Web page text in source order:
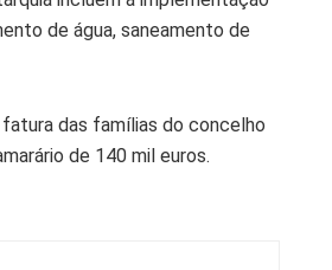
de água, saneamento de
das famílias do concelho
de 140 mil euros.